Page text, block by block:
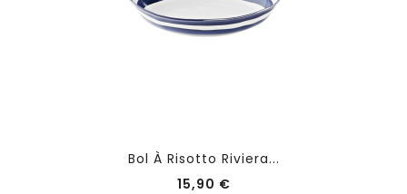
Bol À Risotto Riviera...
15,90 €Prix